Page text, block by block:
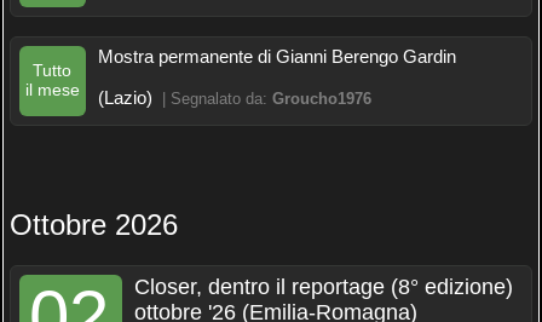
Tutto
il mese
Mostra permanente di Gianni Berengo Gardin
(Lazio)
| Segnalato da: Groucho1976
Ottobre 2026
Closer, dentro il reportage (8° edizione)
ottobre '26 (Emilia-Romagna)